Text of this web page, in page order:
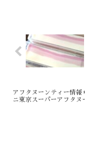
アフタヌーンティー情報
ニ東京スーパーアフタヌ